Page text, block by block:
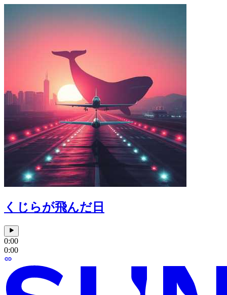
くじらが飛んだ日
0:00
0:00